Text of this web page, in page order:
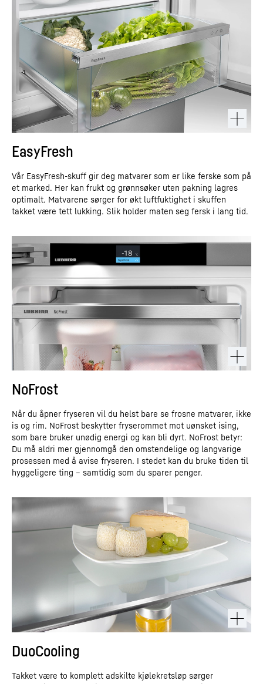
EasyFresh
Vår EasyFresh-skuff gir deg matvarer som er like ferske som på
et marked. Her kan frukt og grønnsøker uten pakning lagres
optimalt. Matvarene sørger for økt luftfuktighet i skuffen
takket være tett lukking. Slik holder maten seg fersk i lang tid.
NoFrost
Når du åpner fryseren vil du helst bare se frosne matvarer, ikke
is og rim. NoFrost beskytter fryserommet mot uønsket ising,
som bare bruker unødig energi og kan bli dyrt. NoFrost betyr:
Du må aldri mer gjennomgå den omstendelige og langvarige
prosessen med å avise fryseren. I stedet kan du bruke tiden til
hyggeligere ting – samtidig som du sparer penger.
DuoCooling
Takket være to komplett adskilte kjølekretsløp sørger